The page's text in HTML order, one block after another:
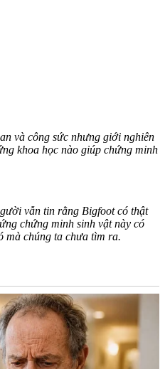
và công sức nhưng giới nghiên
khoa học nào giúp chứng minh
vẫn tin rằng Bigfoot có thật
chứng minh sinh vật này có
mà chúng ta chưa tìm ra.